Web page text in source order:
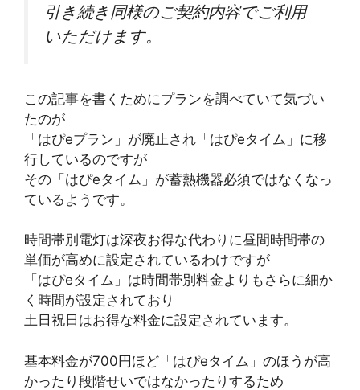
引き続き同様のご契約内容でご利用
いただけます。
この記事を書くためにプランを調べていて気づい
たのが
「はぴeプラン」が廃止され「はぴeタイム」に移
行しているのですが
その「はぴeタイム」が蓄熱機器必須ではなくなっ
ているようです。
時間帯別電灯は深夜お得な代わりに昼間時間帯の
単価が高めに設定されているわけですが
「はぴeタイム」は時間帯別料金よりもさらに細か
く時間が設定されており
土日祝日はお得な料金に設定されています。
基本料金が700円ほど「はぴeタイム」のほうが高
かったり段階せいではなかったりするため